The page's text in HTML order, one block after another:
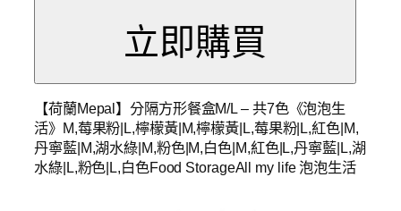
【荷蘭Mepal】分隔方形餐盒M/L – 共7色《泡泡生
活》M,莓果粉|L,檸檬黃|M,檸檬黃|L,莓果粉|L,紅色|M,
丹寧藍|M,湖水綠|M,粉色|M,白色|M,紅色|L,丹寧藍|L,湖
水綠|L,粉色|L,白色Food StorageAll my life 泡泡生活